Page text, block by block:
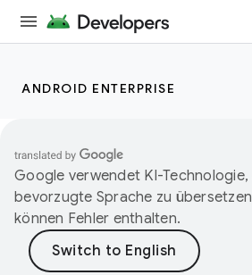
ANDROID ENTERPRISE
Google verwendet KI-Technologie,
bevorzugte Sprache zu
können Fehler enthalten.